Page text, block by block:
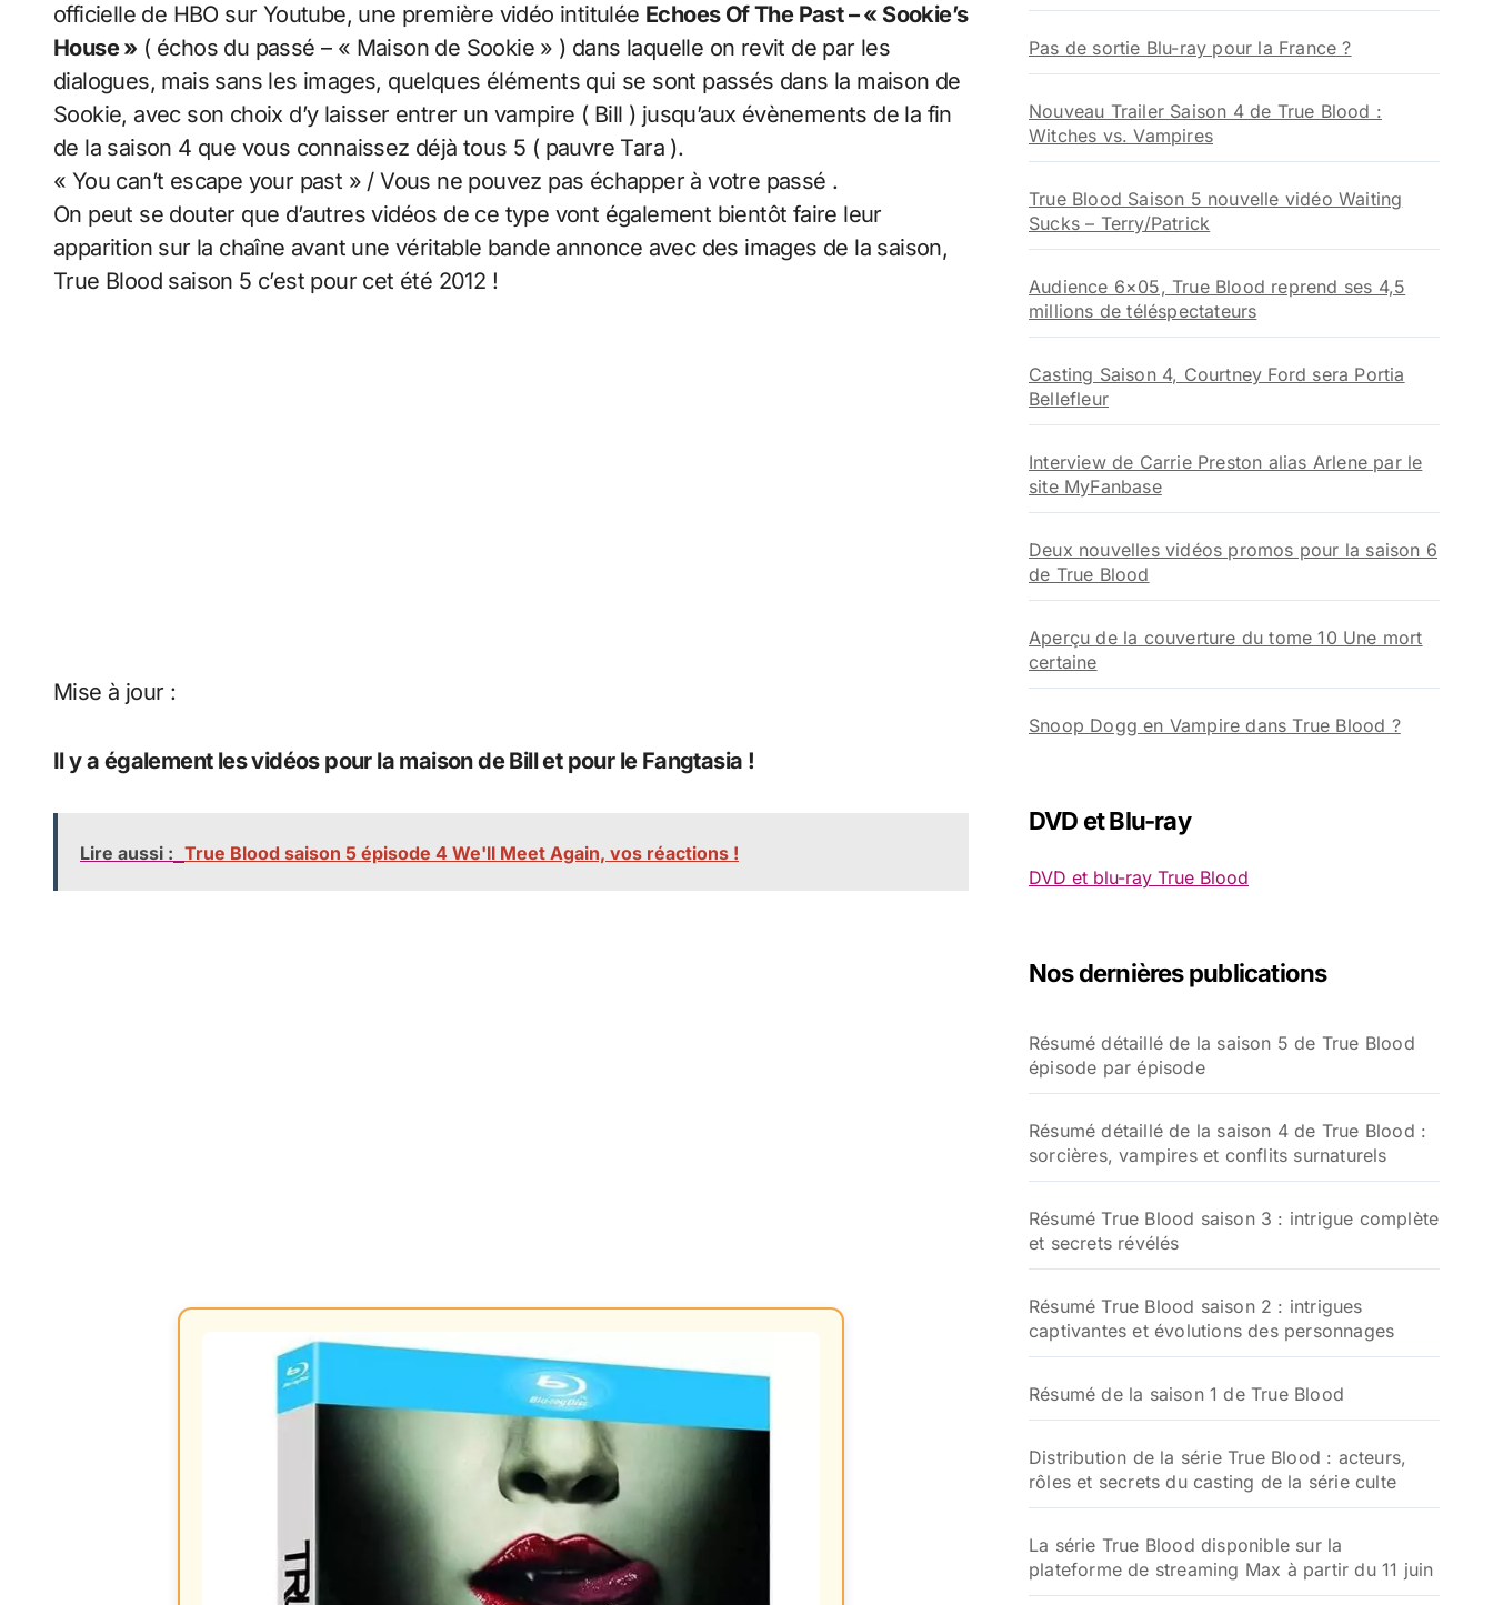
officielle de HBO sur Youtube, une première vidéo intitulée Echoes Of The Past – « Sookie’s
House » ( échos du passé – « Maison de Sookie » ) dans laquelle on revit de par les
dialogues, mais sans les images, quelques éléments qui se sont passés dans la maison de
Sookie, avec son choix d’y laisser entrer un vampire ( Bill ) jusqu’aux évènements de la fin
de la saison 4 que vous connaissez déjà tous 5 ( pauvre Tara ).
« You can’t escape your past » / Vous ne pouvez pas échapper à votre passé .
On peut se douter que d’autres vidéos de ce type vont également bientôt faire leur
apparition sur la chaîne avant une véritable bande annonce avec des images de la saison,
True Blood saison 5 c’est pour cet été 2012 !
Mise à jour :
Il y a également les vidéos pour la maison de Bill et pour le Fangtasia !
Lire aussi : True Blood saison 5 épisode 4 We'll Meet Again, vos réactions !
Pas de sortie Blu-ray pour la France ?
Nouveau Trailer Saison 4 de True Blood :
Witches vs. Vampires
True Blood Saison 5 nouvelle vidéo Waiting
Sucks – Terry/Patrick
Audience 6×05, True Blood reprend ses 4,5
millions de téléspectateurs
Casting Saison 4, Courtney Ford sera Portia
Bellefleur
Interview de Carrie Preston alias Arlene par le
site MyFanbase
Deux nouvelles vidéos promos pour la saison 6
de True Blood
Aperçu de la couverture du tome 10 Une mort
certaine
Snoop Dogg en Vampire dans True Blood ?
DVD et Blu-ray
DVD et blu-ray True Blood
Nos dernières publications
Résumé détaillé de la saison 5 de True Blood
épisode par épisode
Résumé détaillé de la saison 4 de True Blood :
sorcières, vampires et conflits surnaturels
Résumé True Blood saison 3 : intrigue complète
et secrets révélés
Résumé True Blood saison 2 : intrigues
captivantes et évolutions des personnages
Résumé de la saison 1 de True Blood
Distribution de la série True Blood : acteurs,
rôles et secrets du casting de la série culte
La série True Blood disponible sur la
plateforme de streaming Max à partir du 11 juin